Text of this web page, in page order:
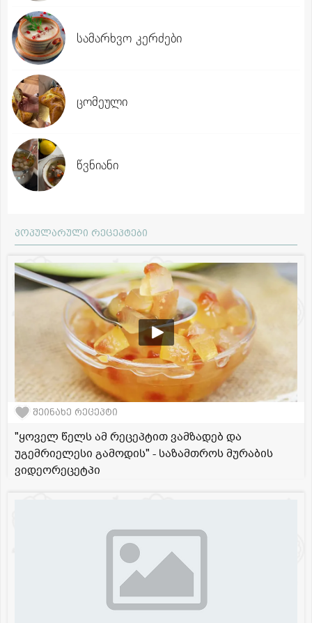
სამარხვო კერძები
ცომეული
წვნიანი
პოპულარული რეცეპტები
შეინახე რეცეპტი
"ყოველ წელს ამ რეცეპტით ვამზადებ და
უგემრიელესი გამოდის" - საზამთროს მურაბის
ვიდეორეცეტპი